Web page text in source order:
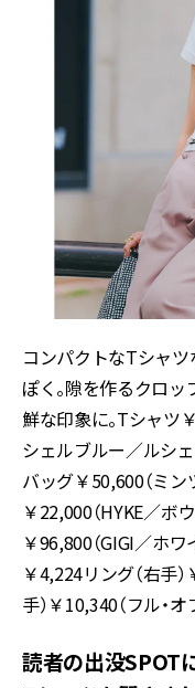
コンパクトなTシャツ
ぽく。隙を作るクロ
鮮な印象に。Tシャツ
シェルブルー／ルシ
バッグ￥50,600（ミ
￥22,000（HYKE／ボ
￥96,800（GIGI／ホ
￥4,224リング（右手
手）￥10,340（フル・
読者の出没SPOT